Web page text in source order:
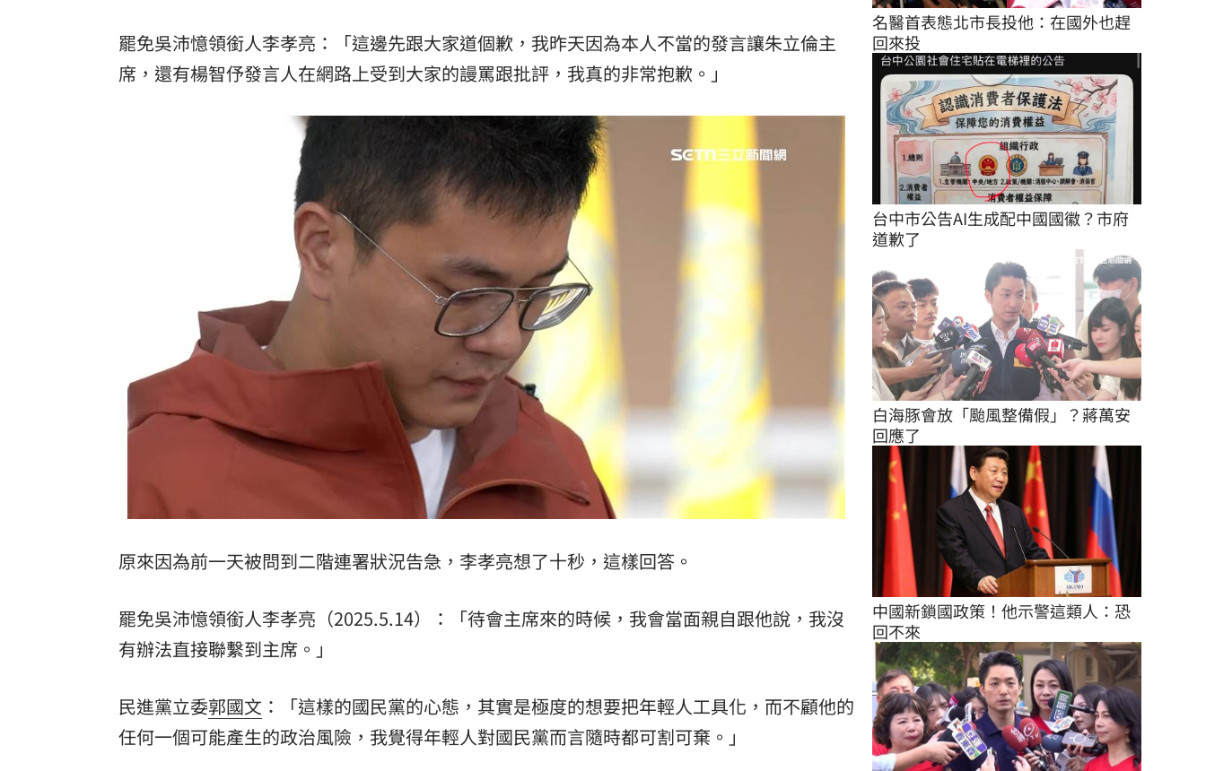
罷免吳沛憶領銜人李孝亮：「這邊先跟大家道個歉，我昨天因為本人不當的發言讓朱立倫主
席，還有楊智伃發言人在網路上受到大家的謾罵跟批評，我真的非常抱歉。」
原來因為前一天被問到二階連署狀況告急，李孝亮想了十秒，這樣回答。
罷免吳沛憶領銜人李孝亮（2025.5.14）：「待會主席來的時候，我會當面親自跟他說，我沒
有辦法直接聯繫到主席。」
民進黨立委郭國文 ：「這樣的國民黨的心態，其實是極度的想要把年輕人工具化，而不顧他的
任何一個可能產生的政治風險，我覺得年輕人對國民黨而言隨時都可割可棄。」
名醫首表態北市長投他：在國外也趕
回來投
台中市公告AI生成配中國國徽？市府
道歉了
白海豚會放「颱風整備假」？蔣萬安
回應了
中國新鎖國政策！他示警這類人：恐
回不來